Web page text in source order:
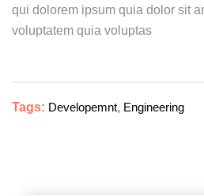
qui dolorem ipsum quia dolor sit
voluptatem quia voluptas
Tags: Developemnt, Engineering